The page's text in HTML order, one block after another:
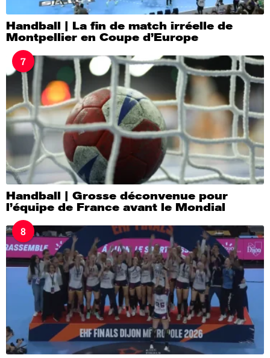
Handball | La fin de match irréelle de
Montpellier en Coupe d’Europe
7
Handball | Grosse déconvenue pour
l’équipe de France avant le Mondial
8